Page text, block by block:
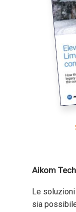
Aikom
Le soluzioni
sia